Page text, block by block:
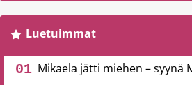
Luetuimmat
Mikaela jätti miehen – syynä